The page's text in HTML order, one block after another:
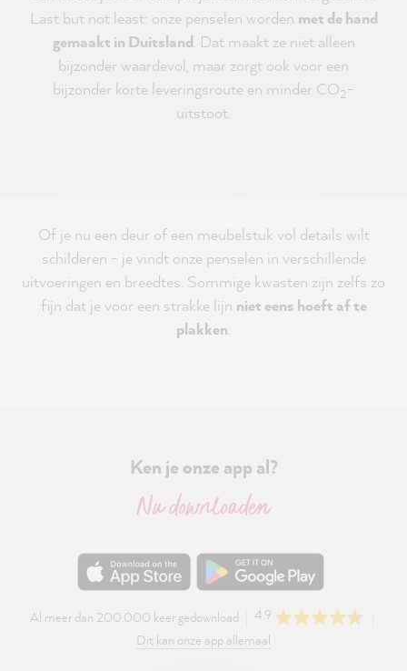
Last but not least: onze penselen worden met de hand
gemaakt in Duitsland. Dat maakt ze niet alleen
bijzonder waardevol, maar zorgt ook voor een
bijzonder korte leveringsroute en minder CO2-
uitstoot.
Of je nu een deur of een meubelstuk vol details wilt
schilderen - je vindt onze penselen in verschillende
uitvoeringen en breedtes. Sommige kwasten zijn zelfs zo
fijn dat je voor een strakke lijn niet eens hoeft af te
plakken.
Ken je onze app al?
Nu downloaden
Al meer dan 200.000 keer gedownload
4.9
Dit kan onze app allemaal